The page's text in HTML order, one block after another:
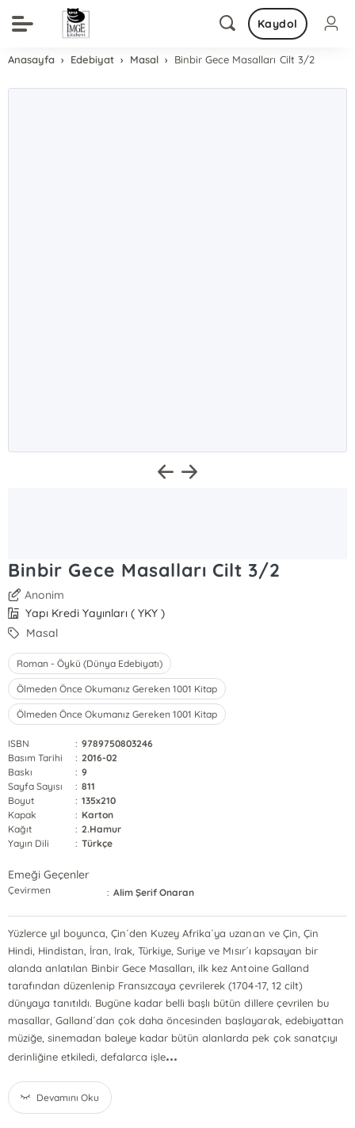
Kaydol
Anasayfa Edebiyat Masal Binbir Gece Masalları Cilt 3/2
Binbir Gece Masalları Cilt 3/2
Anonim
Yapı Kredi Yayınları ( YKY )
Masal
Roman - Öykü (Dünya Edebiyatı)
Ölmeden Önce Okumanız Gereken 1001 Kitap
Ölmeden Önce Okumanız Gereken 1001 Kitap
ISBN : 9789750803246
Basım Tarihi
: 2016-02
Baskı
: 9
Sayfa Sayısı
: 811
Boyut
: 135x210
Kapak
: Karton
Kağıt
: 2.Hamur
Yayın Dili
: Türkçe
Emeği Geçenler
Çevirmen : Alim Şerif Onaran
Yüzlerce yıl boyunca, Çin´den Kuzey Afrika´ya uzanan ve Çin, Çin
Hindi, Hindistan, İran, Irak, Türkiye, Suriye ve Mısır´ı kapsayan bir
alanda anlatılan Binbir Gece Masalları, ilk kez Antoine Galland
tarafından düzenlenip Fransızcaya çevrilerek (1704-17, 12 cilt)
dünyaya tanıtıldı. Bugüne kadar belli başlı bütün dillere çevrilen bu
masallar, Galland´dan çok daha öncesinden başlayarak, edebiyattan
müziğe, sinemadan baleye kadar bütün alanlarda pek çok sanatçıyı
derinliğine etkiledi, defalarca işle...
Devamını Oku